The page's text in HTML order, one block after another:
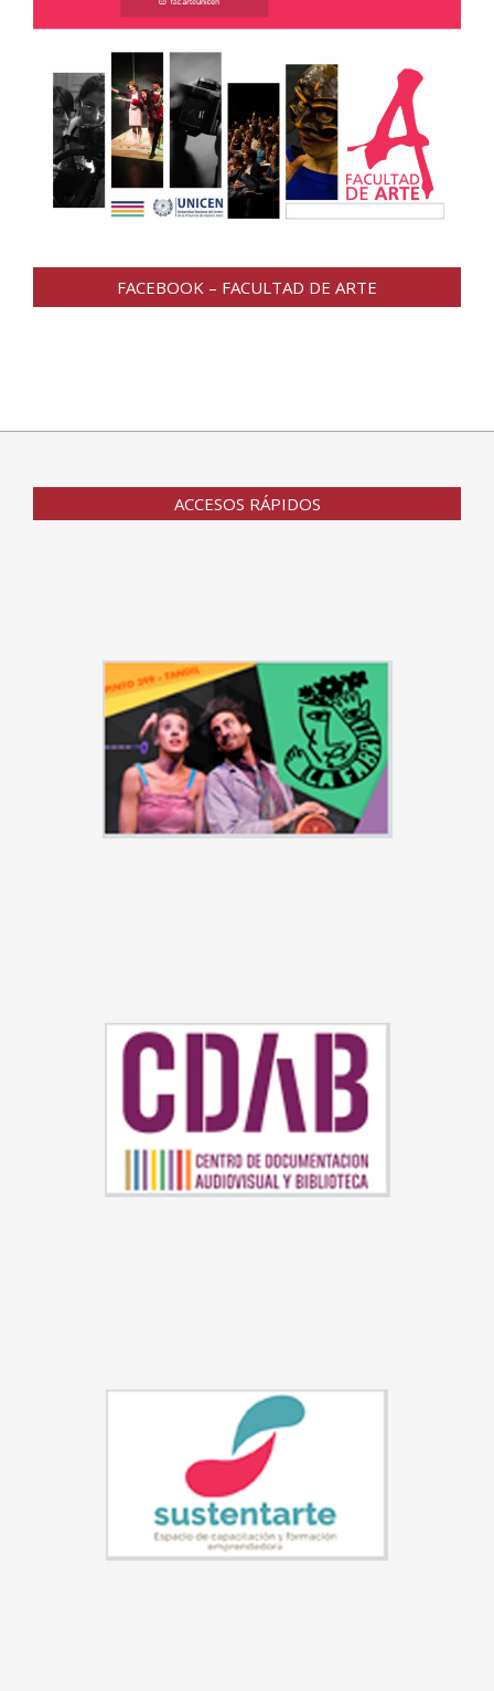
FACEBOOK – FACULTAD DE ARTE
ACCESOS RÁPIDOS